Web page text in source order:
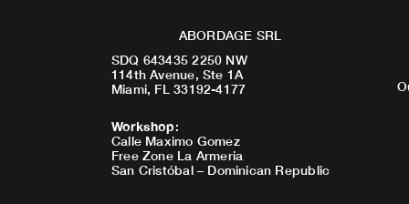
ABORDAGE SRL
SDQ 643435 2250 NW
114th Avenue, Ste 1A
Miami, FL 33192-4177
Workshop:
Calle Maximo Gomez
Free Zone La Armeria
San Cristóbal – Dominican Republic